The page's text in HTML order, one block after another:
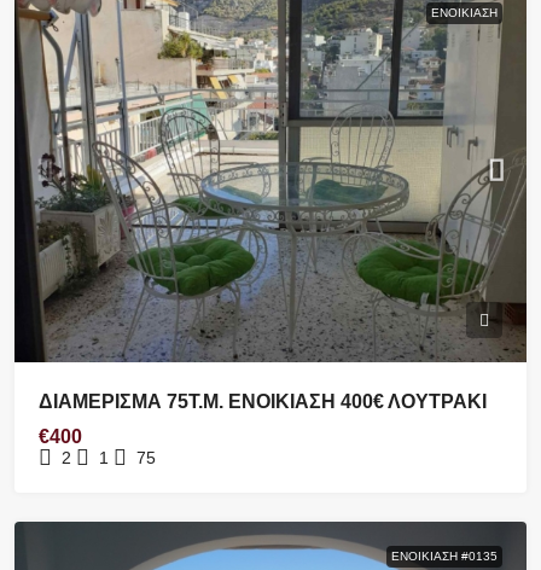
ΕΝΟΙΚΊΑΣΗ
ΔΙΑΜΕΡΙΣΜΑ 75Τ.Μ. ΕΝΟΙΚΙΑΣΗ 400€ ΛΟΥΤΡΑΚΙ
€400
2 1 75
ΕΝΟΙΚΊΑΣΗ #0135